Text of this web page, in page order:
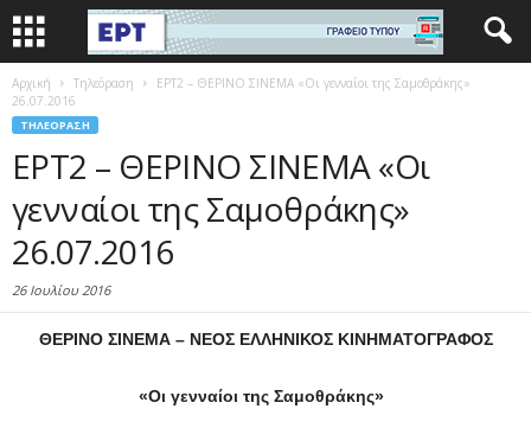
Αρχική Τηλεόραση
ΕΡΤ2 – ΘΕΡΙΝΟ ΣΙΝΕΜΑ «Οι γενναίοι της Σαμοθράκης»
26.07.2016
ΤΗΛΕΌΡΑΣΗ
ΕΡΤ2 – ΘΕΡΙΝΟ ΣΙΝΕΜΑ «Οι
γενναίοι της Σαμοθράκης»
26.07.2016
26 Ιουλίου 2016
ΘΕΡΙΝΟ ΣΙΝΕΜΑ – ΝΕΟΣ ΕΛΛΗΝΙΚΟΣ ΚΙΝΗΜΑΤΟΓΡΑΦΟΣ
«Οι γενναίοι της Σαμοθράκης»